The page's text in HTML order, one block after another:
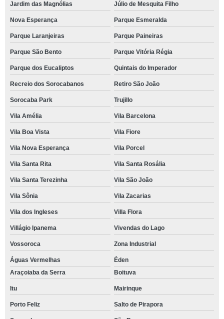
Jardim das Magnólias Júlio de Mesquita Filho
Nova Esperança Parque Esmeralda
Parque Laranjeiras Parque Paineiras
Parque São Bento Parque Vitória Régia
Parque dos Eucaliptos Quintais do Imperador
Recreio dos Sorocabanos Retiro São João
Sorocaba Park Trujillo
Vila Amélia Vila Barcelona
Vila Boa Vista Vila Fiore
Vila Nova Esperança Vila Porcel
Vila Santa Rita Vila Santa Rosália
Vila Santa Terezinha Vila São João
Vila Sônia Vila Zacarias
Vila dos Ingleses Villa Flora
Villágio Ipanema Vivendas do Lago
Vossoroca Zona Industrial
Águas Vermelhas
Éden
Araçoiaba da Serra
Boituva
Itu Mairinque
Porto Feliz Salto de Pirapora